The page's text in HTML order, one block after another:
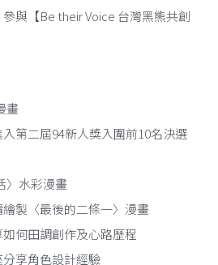
與【Be their Voice 台灣黑熊共創
畫
入第二屆94新人獎入圍前10名決選
〉水彩漫畫
繪製〈最後的二條一〉漫畫
何田調創作及心路歷程
分享角色設計經驗